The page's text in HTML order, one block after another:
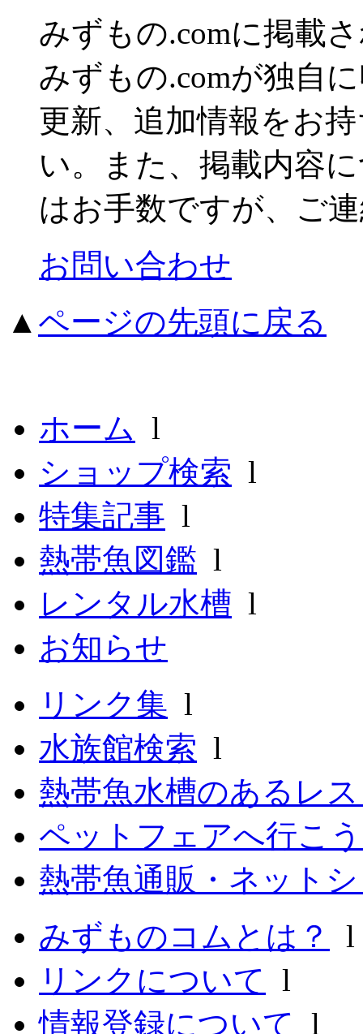
みずもの.comに掲載
みずもの.comが独自
更新、追加情報をお
い。また、掲載内容
はお手数ですが、ご
お問い合わせ
▲ ページの先頭に戻る
ホーム l
ショップ検索 l
特集記事 l
熱帯魚図鑑 l
レンタル水槽 l
お知らせ
リンク集 l
水族館検索 l
熱帯魚水槽のあるレ
ペットフェアへ行こ
熱帯魚通販・ネット
みずものコムとは？
リンクについて l
情報登録について l